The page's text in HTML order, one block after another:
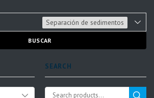
Separación de sedimentos
BUSCAR
SEARCH